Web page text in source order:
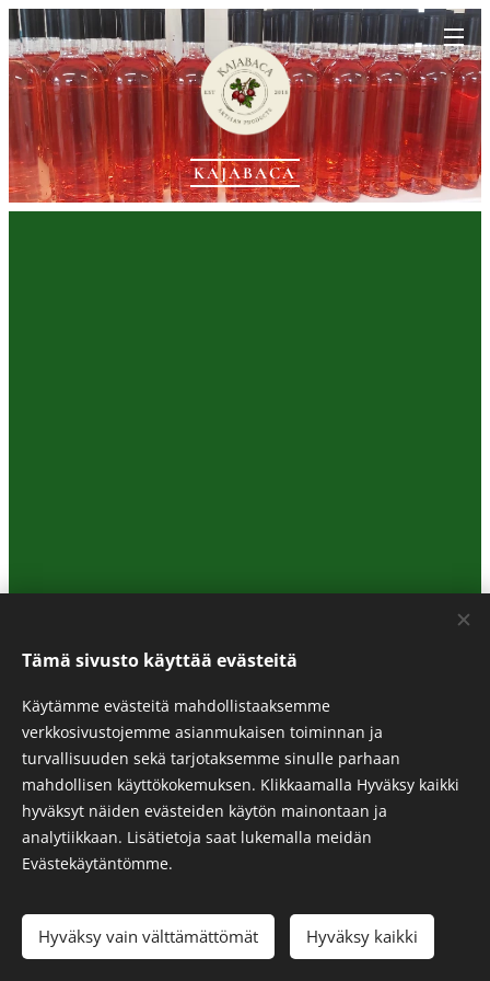
KAJABACA
© 2024 KAJABACA WINERY
Contacts: asta@kajabaca.fi, +358445387453
Webdesign
American English
Suomi
Tämä sivusto käyttää evästeitä
Käytämme evästeitä mahdollistaaksemme
verkkosivustojemme asianmukaisen toiminnan ja
turvallisuuden sekä tarjotaksemme sinulle parhaan
mahdollisen käyttökokemuksen. Klikkaamalla Hyväksy kaikki
hyväksyt näiden evästeiden käytön mainontaan ja
analytiikkaan. Lisätietoja saat lukemalla meidän
Evästekäytäntömme.
Hyväksy vain välttämättömät Hyväksy kaikki